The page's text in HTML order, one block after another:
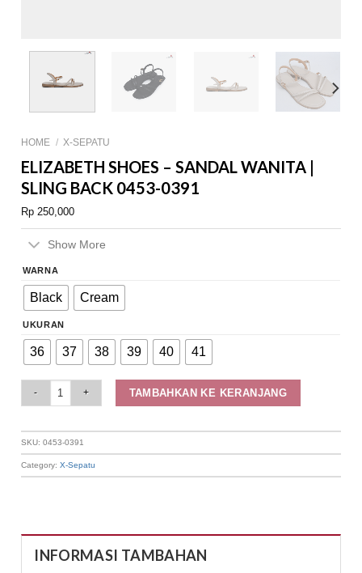
HOME / X-SEPATU
ELIZABETH SHOES – SANDAL WANITA |
SLING BACK 0453-0391
Rp 250,000
Show More
WARNA
Black Cream
UKURAN
36 37 38 39 40 41
TAMBAHKAN KE KERANJANG
SKU:0453-0391
Category:X-Sepatu
INFORMASI TAMBAHAN